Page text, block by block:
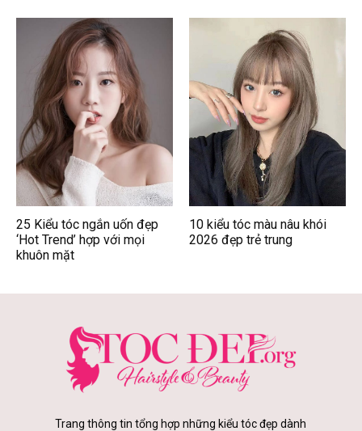
25 Kiểu tóc ngắn uốn đẹp
‘Hot Trend’ hợp với mọi
khuôn mặt
10 kiểu tóc màu nâu khói
2026 đẹp trẻ trung
Trang thông tin tổng hợp những kiểu tóc đẹp dành